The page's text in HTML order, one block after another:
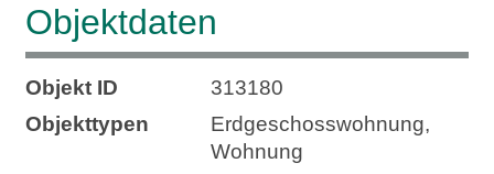
Objektdaten
Objekt ID
313180
Objekttypen
Erdgeschosswohnung,
Wohnung